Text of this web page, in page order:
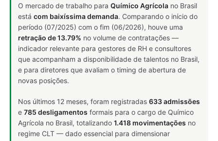
O mercado de trabalho para Químico Agrícola no Brasil
está com baixíssima demanda. Comparando o início do
período (07/2025) com o fim (06/2026), houve uma
retração de 13.79% no volume de contratações —
indicador relevante para gestores de RH e consultores
que acompanham a disponibilidade de talentos no Brasil,
e para diretores que avaliam o timing de abertura de
novas posições.
Nos últimos 12 meses, foram registradas 633 admissões
e 785 desligamentos formais para o cargo de Químico
Agrícola no Brasil, totalizando 1.418 movimentações no
regime CLT — dado essencial para dimensionar